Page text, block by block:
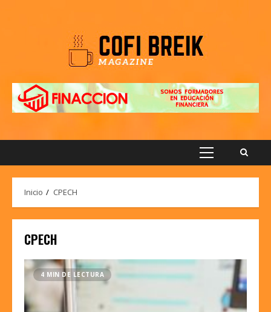
Menú
Inicio CPECH
CPECH
4 MIN DE LECTURA